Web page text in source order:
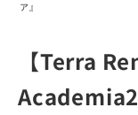
ア』
【Terra